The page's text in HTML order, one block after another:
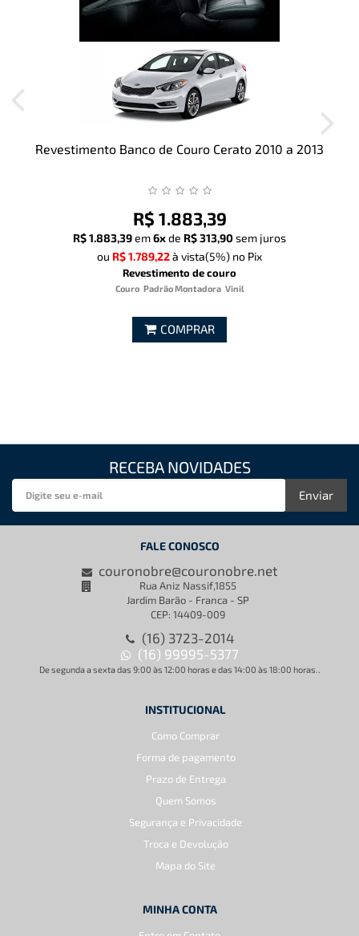
Revestimento Banco de Couro Cerato 2010 a 2013
R$ 1.883,39
R$ 1.883,39em6xde R$ 313,90sem juros
ou R$ 1.789,22à vista(5%) no Pix
Revestimento de couro
Couro Padrão Montadora Vinil
COMPRAR
RECEBA NOVIDADES
Enviar
INSTITUCIONAL
Como Comprar
Forma de pagamento
Prazo de Entrega
Quem Somos
Segurança e Privacidade
Troca e Devolução
Mapa do Site
MINHA CONTA
FALE CONOSCO
couronobre@couronobre.net
Rua Aniz Nassif,1855
Jardim Barão - Franca - SP
CEP: 14409-009
(16) 3723-2014
(16) 99995-5377
De segunda a sexta das 9:00 às 12:00 horas e das 14:00 às 18:00 horas..